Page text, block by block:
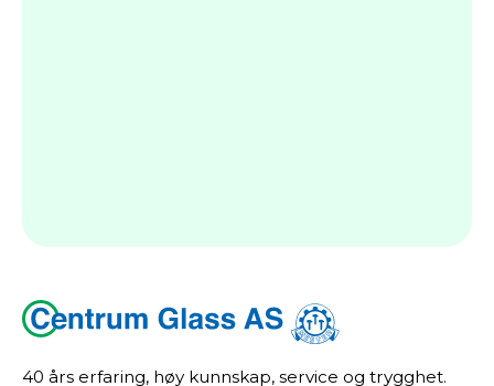
40 års erfaring, høy kunnskap, service og trygghet.